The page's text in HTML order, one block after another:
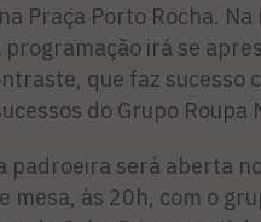
Praça Porto Rocha. Na
programação irá se
que faz sucesso
do Grupo Roupa
padroeira será aberta
mesa, às 20h, com o